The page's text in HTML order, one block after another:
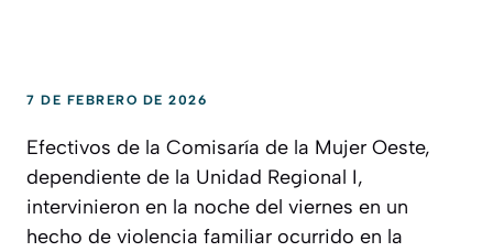
7 DE FEBRERO DE 2026
Efectivos de la Comisaría de la Mujer Oeste,
dependiente de la Unidad Regional I,
intervinieron en la noche del viernes en un
hecho de violencia familiar ocurrido en la